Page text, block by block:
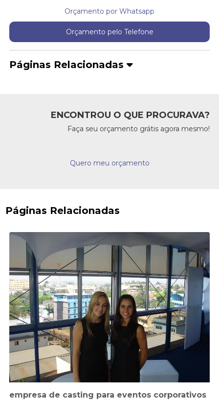
Orçamento por Whatsapp
Orçamento pelo Telefone
Páginas Relacionadas
ENCONTROU O QUE PROCURAVA?
Faça seu orçamento grátis agora mesmo!
Quero meu orçamento
Páginas Relacionadas
empresa de casting para eventos corporativos